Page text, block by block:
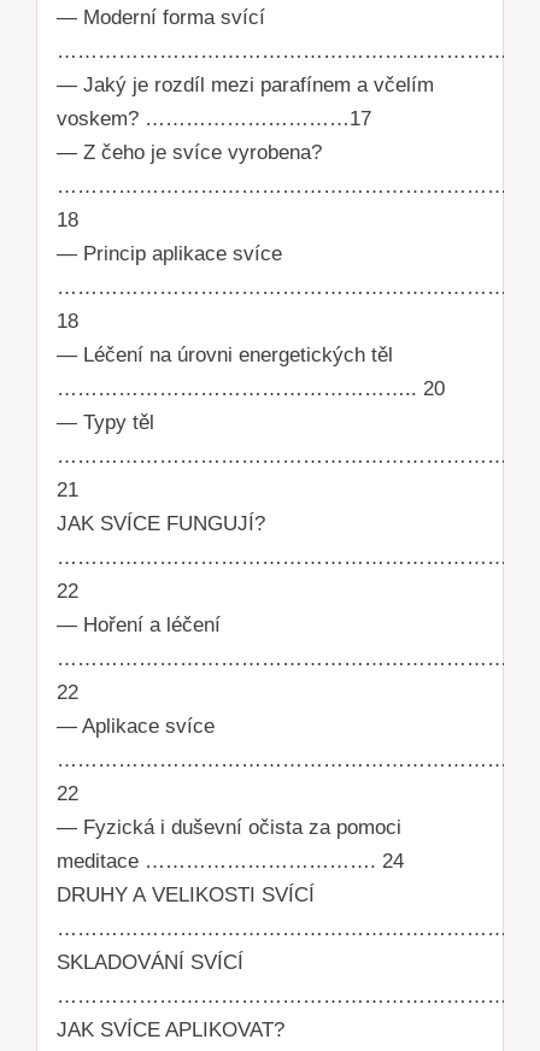
— Moderní forma svící
— Jaký je rozdíl mezi parafínem a včelím
voskem? …………………………17
— Z čeho je svíce vyrobena?
…………………………………………………………….
18
— Princip aplikace svíce
18
— Léčení na úrovni energetických těl
…………………………………………….. 20
— Typy těl
21
JAK SVÍCE FUNGUJÍ?
22
— Hoření a léčení
22
— Aplikace svíce
22
— Fyzická i duševní očista za pomoci
meditace ……………………………. 24
DRUHY A VELIKOSTI SVÍCÍ
…………………………………………………………..25
SKLADOVÁNÍ SVÍCÍ
JAK SVÍCE APLIKOVAT?